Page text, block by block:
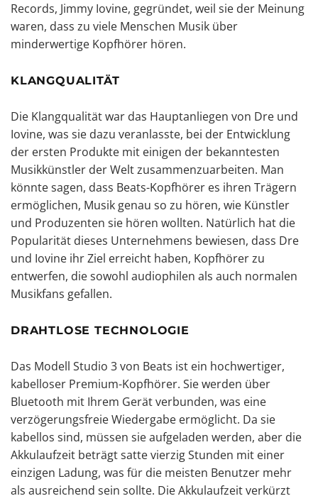
Records, Jimmy Iovine, gegründet, weil sie der Meinung
waren, dass zu viele Menschen Musik über
minderwertige Kopfhörer hören.
KLANGQUALITÄT
Die Klangqualität war das Hauptanliegen von Dre und
Iovine, was sie dazu veranlasste, bei der Entwicklung
der ersten Produkte mit einigen der bekanntesten
Musikkünstler der Welt zusammenzuarbeiten. Man
könnte sagen, dass Beats-Kopfhörer es ihren Trägern
ermöglichen, Musik genau so zu hören, wie Künstler
und Produzenten sie hören wollten. Natürlich hat die
Popularität dieses Unternehmens bewiesen, dass Dre
und Iovine ihr Ziel erreicht haben, Kopfhörer zu
entwerfen, die sowohl audiophilen als auch normalen
Musikfans gefallen.
DRAHTLOSE TECHNOLOGIE
Das Modell Studio 3 von Beats ist ein hochwertiger,
kabelloser Premium-Kopfhörer. Sie werden über
Bluetooth mit Ihrem Gerät verbunden, was eine
verzögerungsfreie Wiedergabe ermöglicht. Da sie
kabellos sind, müssen sie aufgeladen werden, aber die
Akkulaufzeit beträgt satte vierzig Stunden mit einer
einzigen Ladung, was für die meisten Benutzer mehr
als ausreichend sein sollte. Die Akkulaufzeit verkürzt